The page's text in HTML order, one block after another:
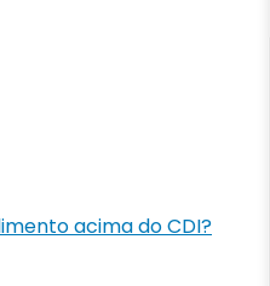
acima do CDI?